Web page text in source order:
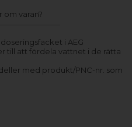
om varan?
i AEG
till att fördela vattnet i de rätta
med produkt/PNC-nr. som